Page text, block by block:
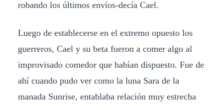
robando los últimos envíos-decía Cael.
Luego de establecerse en el extremo opuesto los
guerreros, Cael y su beta fueron a comer algo al
improvisado comedor que habían dispuesto. Fue de
ahí cuando pudo ver como la luna Sara de la
manada Sunrise, entablaba relación muy estrecha